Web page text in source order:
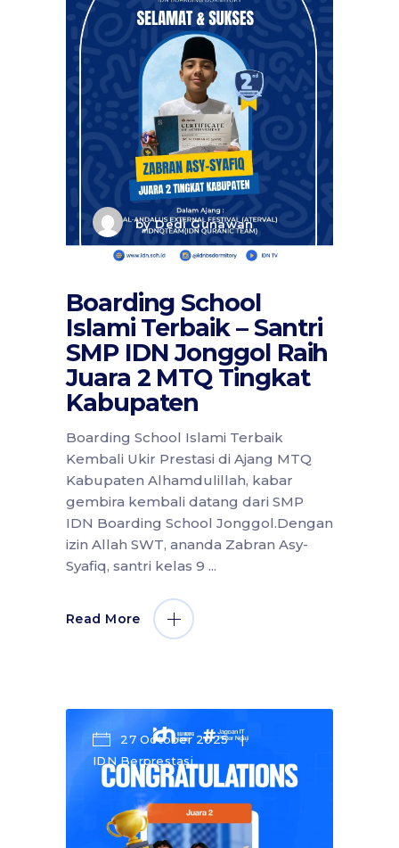
byDedi Gunawan
Boarding School
Islami Terbaik – Santri
SMP IDN Jonggol Raih
Juara 2 MTQ Tingkat
Kabupaten
Boarding School Islami Terbaik
Kembali Ukir Prestasi di Ajang MTQ
Kabupaten Alhamdulillah, kabar
gembira kembali datang dari SMP
IDN Boarding School Jonggol.Dengan
izin Allah SWT, ananda Zabran Asy-
Syafiq, santri kelas 9
Read More
27 October 2025
IDN Berprestasi